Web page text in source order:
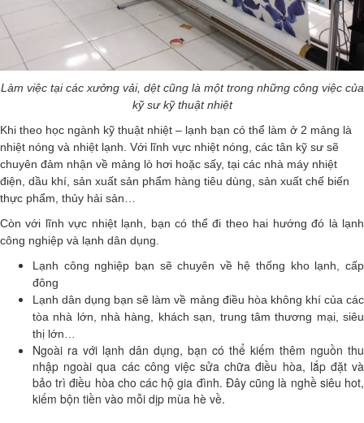
Làm việc tại các xưởng vải, dệt cũng là một trong những công việc của
kỹ sư kỹ thuật nhiệt
Khi theo học ngành kỹ thuật nhiệt – lạnh bạn có thể làm ở 2 mảng là
nhiệt nóng và nhiệt lạnh. Với lĩnh vực nhiệt nóng, các tân kỹ sư sẽ
chuyên đảm nhận về mảng lò hơi hoặc sấy, tại các nhà máy nhiệt
điện, dầu khí, sản xuất sản phẩm hàng tiêu dùng, sản xuất chế biến
thực phẩm, thủy hải sản…
Còn với lĩnh vực nhiệt lạnh, bạn có thể đi theo hai hướng đó là lạnh
công nghiệp và lạnh dân dụng.
Lạnh công nghiệp bạn sẽ chuyên về hệ thống kho lạnh, cấp
đông
Lạnh dân dụng bạn sẽ làm về mảng điều hòa không khí của các
tòa nhà lớn, nhà hàng, khách sạn, trung tâm thương mại, siêu
thị lớn…
Ngoài ra với lạnh dân dụng, bạn có thể kiếm thêm nguồn thu
nhập ngoài qua các công việc sửa chữa điều hòa, lắp đặt và
bảo trì điều hòa cho các hộ gia đình. Đây cũng là nghề siêu hot,
kiếm bộn tiền vào mỗi dịp mùa hè về.